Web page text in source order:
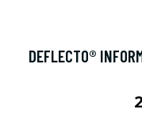
DEFLECTO®